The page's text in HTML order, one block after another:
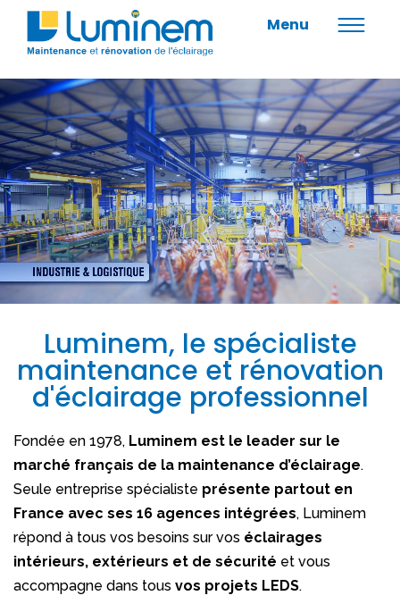
Menu
Luminem, le spécialiste
maintenance et rénovation
d'éclairage professionnel
Fondée en 1978, Luminem est le leader sur le
marché français de la maintenance d’éclairage.
Seule entreprise spécialiste présente partout en
France avec ses 16 agences intégrées, Luminem
répond à tous vos besoins sur vos éclairages
intérieurs, extérieurs et de sécurité et vous
accompagne dans tous vos projets LEDS.